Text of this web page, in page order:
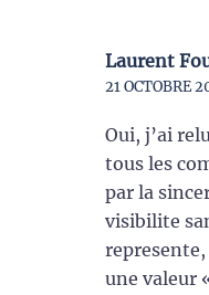
Laurent
21 OCTOBRE
Oui, j’ai
tous les
par la
visibilite
une valeur